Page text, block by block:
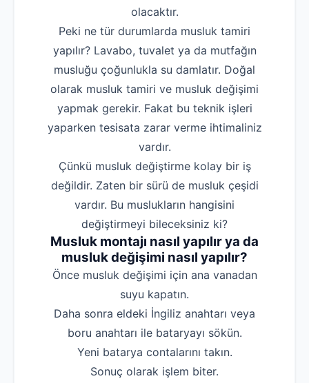
olacaktır.
Peki ne tür durumlarda musluk tamiri
yapılır? Lavabo, tuvalet ya da mutfağın
musluğu çoğunlukla su damlatır. Doğal
olarak musluk tamiri ve musluk değişimi
yapmak gerekir. Fakat bu teknik işleri
yaparken tesisata zarar verme ihtimaliniz
vardır.
Çünkü musluk değiştirme kolay bir iş
değildir. Zaten bir sürü de musluk çeşidi
vardır. Bu muslukların hangisini
değiştirmeyi bileceksiniz ki?
Musluk montajı nasıl yapılır ya da
musluk değişimi nasıl yapılır?
‌Önce musluk değişimi için ana vanadan
suyu kapatın.
‌Daha sonra eldeki İngiliz anahtarı veya
boru anahtarı ile bataryayı sökün.
‌Yeni batarya contalarını takın.
‌Sonuç olarak işlem biter.